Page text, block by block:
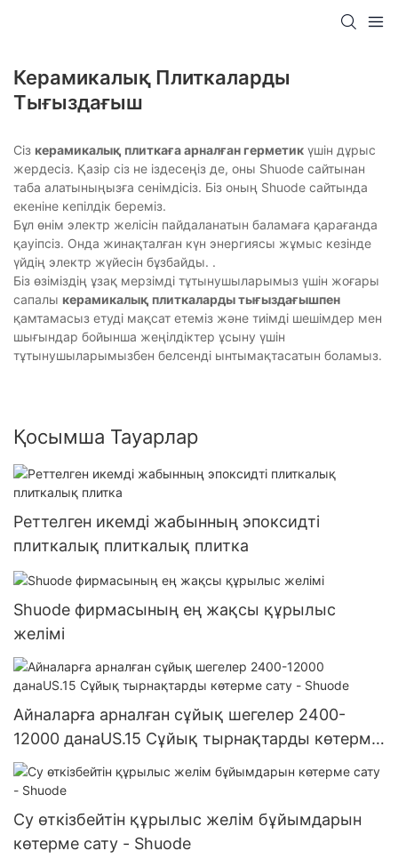
Керамикалық Плиткаларды
Тығыздағыш
Сіз керамикалық плиткаға арналған герметик үшін дұрыс
жердесіз. Қазір сіз не іздесеңіз де, оны Shuode сайтынан
таба алатыныңызға сенімдісіз. Біз оның Shuode сайтында
екеніне кепілдік береміз.
Бұл өнім электр желісін пайдаланатын баламаға қарағанда
қауіпсіз. Онда жинақталған күн энергиясы жұмыс кезінде
үйдің электр жүйесін бұзбайды. .
Біз өзіміздің ұзақ мерзімді тұтынушыларымыз үшін жоғары
сапалы керамикалық плиткаларды тығыздағышпен
қамтамасыз етуді мақсат етеміз және тиімді шешімдер мен
шығындар бойынша жеңілдіктер ұсыну үшін
тұтынушыларымызбен белсенді ынтымақтасатын боламыз.
Қосымша Тауарлар
Реттелген икемді жабынның эпоксидті
плиткалық плиткалық плитка
Shuode фирмасының ең жақсы құрылыс
желімі
Айналарға арналған сұйық шегелер 2400-
12000 данаUS.15 Сұйық тырнақтарды көтерме
сату - Shuode
Су өткізбейтін құрылыс желім бұйымдарын
көтерме сату - Shuode